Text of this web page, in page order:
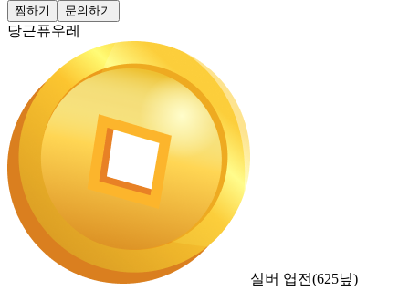
찜하기 문의하기
당근퓨우레
실버 엽전(625닢)